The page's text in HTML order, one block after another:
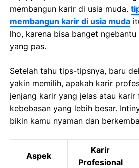
membangun karir di usia muda.
membangun karir di usia muda
lho, karena bisa banget
yang pas.
Setelah tahu tips-tipsnya, baru
yakin memilih, apakah karir
jenjang karir yang jelas atau karir
kebebasan yang lebih besar.
bikin kamu nyaman dan
Aspek
Karir
Profesional